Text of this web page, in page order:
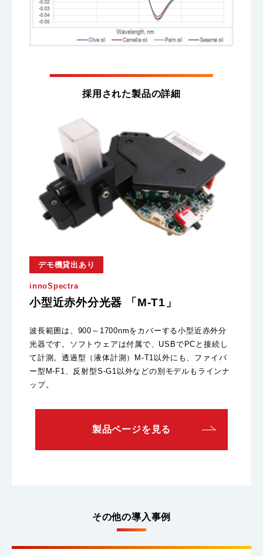
採用された製品の詳細
デモ機貸出あり
innoSpectra
小型近赤外分光器 「M-T1」
波長範囲は、900～1700nmをカバーする小型近赤外分
光器です。ソフトウェアは付属で、USBでPCと接続し
て計測。透過型（液体計測）M-T1以外にも、ファイバ
ー型M-F1、反射型S-G1以外などの別モデルもラインナ
ップ。
製品ページを見る
その他の導入事例